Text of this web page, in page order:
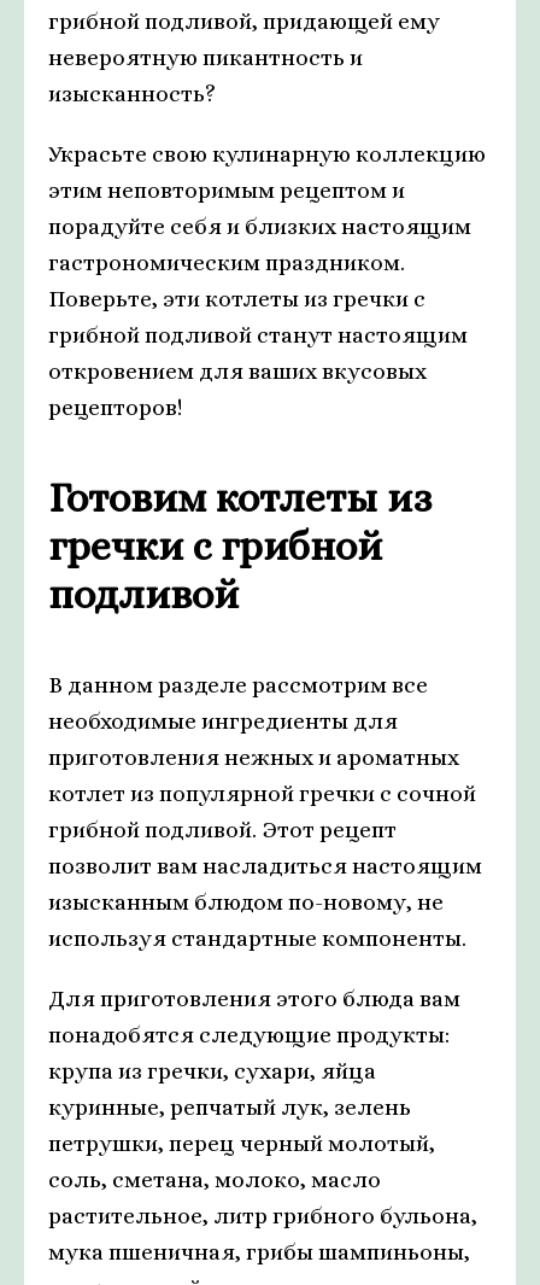
грибной подливой, придающей ему
невероятную пикантность и
изысканность?
Украсьте свою кулинарную коллекцию
этим неповторимым рецептом и
порадуйте себя и близких настоящим
гастрономическим праздником.
Поверьте, эти котлеты из гречки с
грибной подливой станут настоящим
откровением для ваших вкусовых
рецепторов!
Готовим котлеты из
гречки с грибной
подливой
В данном разделе рассмотрим все
необходимые ингредиенты для
приготовления нежных и ароматных
котлет из популярной гречки с сочной
грибной подливой. Этот рецепт
позволит вам насладиться настоящим
изысканным блюдом по-новому, не
используя стандартные компоненты.
Для приготовления этого блюда вам
понадобятся следующие продукты:
крупа из гречки, сухари, яйца
куринные, репчатый лук, зелень
петрушки, перец черный молотый,
соль, сметана, молоко, масло
растительное, литр грибного бульона,
мука пшеничная, грибы шампиньоны,